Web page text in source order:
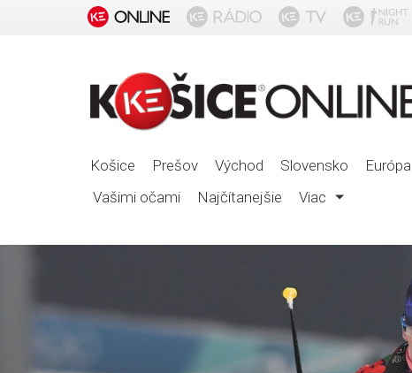
Košice Prešov Východ Slovensko Európa
Vašimi očami
Najčítanejšie Viac